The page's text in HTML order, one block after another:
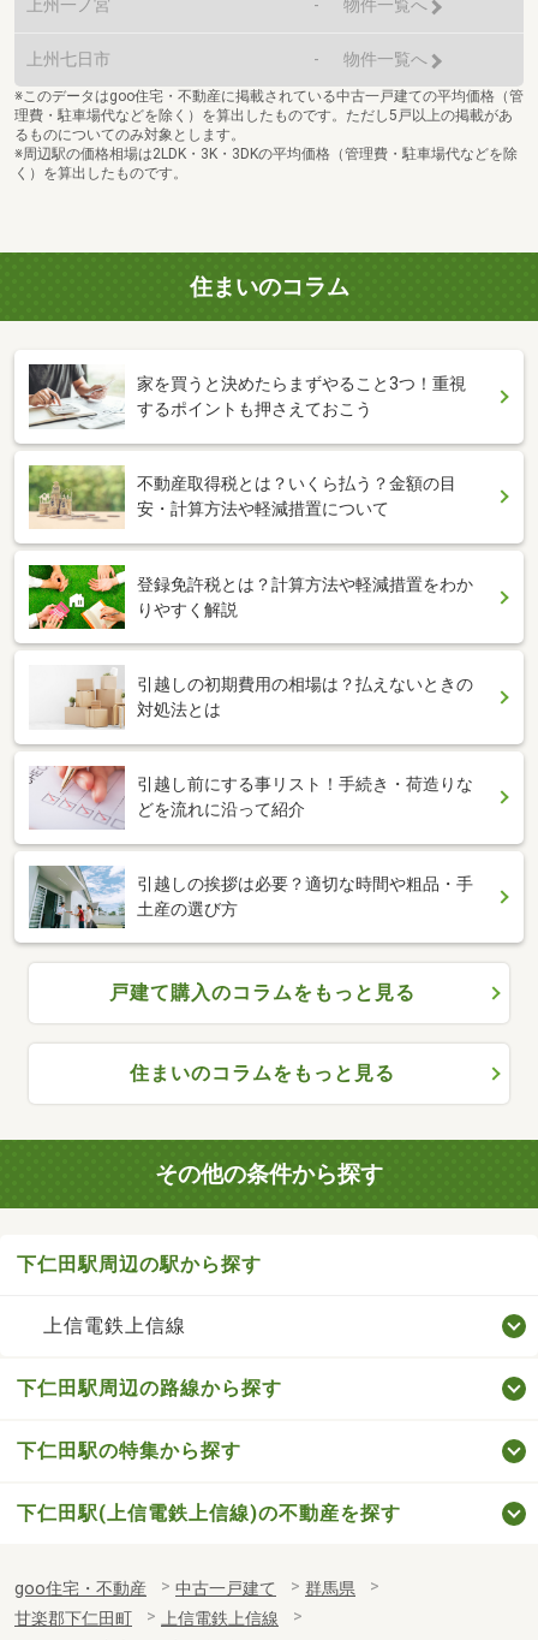
上州一ノ宮 - 物件一覧へ
上州七日市 - 物件一覧へ
※このデータはgoo住宅・不動産に掲載されている中古一戸建ての平均価格（管
理費・駐車場代などを除く）を算出したものです。ただし5戸以上の掲載があ
るものについてのみ対象とします。
※周辺駅の価格相場は2LDK・3K・3DKの平均価格（管理費・駐車場代などを除
く）を算出したものです。
住まいのコラム
家を買うと決めたらまずやること3つ！重視
するポイントも押さえておこう
不動産取得税とは？いくら払う？金額の目
安・計算方法や軽減措置について
登録免許税とは？計算方法や軽減措置をわか
りやすく解説
引越しの初期費用の相場は？払えないときの
対処法とは
引越し前にする事リスト！手続き・荷造りな
どを流れに沿って紹介
引越しの挨拶は必要？適切な時間や粗品・手
土産の選び方
戸建て購入のコラムをもっと見る
住まいのコラムをもっと見る
その他の条件から探す
下仁田駅周辺の駅から探す
上信電鉄上信線
下仁田駅周辺の路線から探す
下仁田駅の特集から探す
下仁田駅(上信電鉄上信線)の不動産を探す
goo住宅・不動産 中古一戸建て
群馬県
甘楽郡下仁田町
上信電鉄上信線